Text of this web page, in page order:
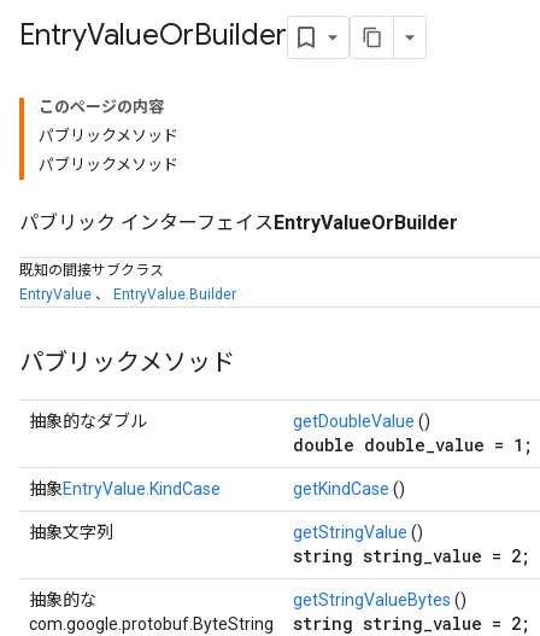
EntryValueOrBuilder
このページの内容
パブリックメソッド
パブリックメソッド
パブリック インターフェイスEntryValueOrBuilder
既知の間接サブクラス
EntryValue 、 EntryValue.Builder
パブリックメソッド
抽象的なダブル getDoubleValue ()
double double_value = 1;
抽象EntryValue.KindCase getKindCase ()
抽象文字列 getStringValue ()
string string_value = 2;
抽象的な
com.google.protobuf.ByteString
getStringValueBytes ()
string string_value = 2;